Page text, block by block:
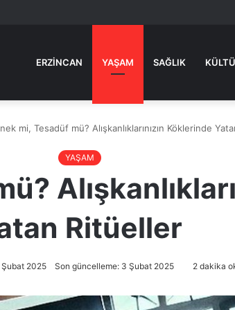
ERZINCAN YAŞAM SAĞLIK
mi, Tesadüf mü? Alışkanlıklarınızın Köklerinde
YAŞAM
Ritüeller
Şubat 2025 Son güncelleme: 3 Şubat 2025 2 dakika